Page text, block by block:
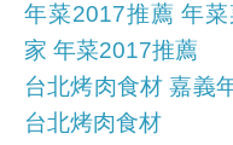
年菜2017推薦 年
家 年菜2017推薦
台北烤肉食材 嘉義
台北烤肉食材